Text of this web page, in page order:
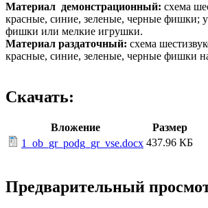
Материал демонстрационный: схема
красные, синие, зеленые, черные фишки;
фишки или мелкие игрушки.
Материал раздаточный: схема
красные, синие, зеленые, черные фишки
Скачать:
Вложение
Размер
1_ob_gr_podg_gr_vse.docx 437.96 КБ
Предварительный